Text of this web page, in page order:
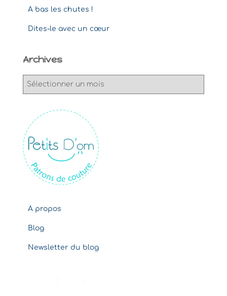
A bas les chutes !
Dites-le avec un cœur
Archives
v
e
s
A propos
Blog
Newsletter du blog